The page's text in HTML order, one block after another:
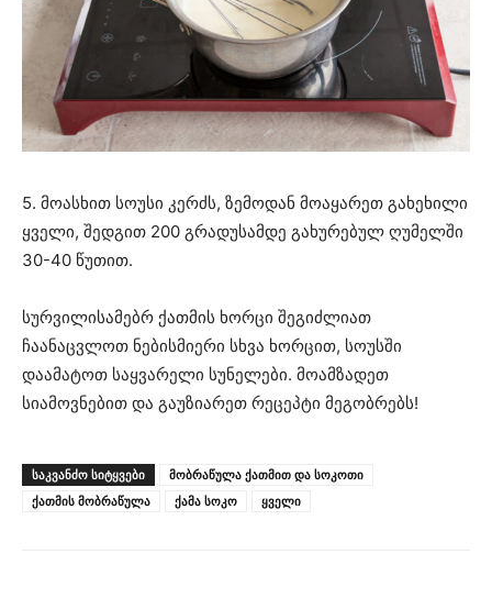
5. მოასხით სოუსი კერძს, ზემოდან მოაყარეთ გახეხილი
ყველი, შედგით 200 გრადუსამდე გახურებულ ღუმელში
30-40 წუთით.
სურვილისამებრ ქათმის ხორცი შეგიძლიათ
ჩაანაცვლოთ ნებისმიერი სხვა ხორცით, სოუსში
დაამატოთ საყვარელი სუნელები. მოამზადეთ
სიამოვნებით და გაუზიარეთ რეცეპტი მეგობრებს!
ᲡᲐᲙᲕᲐᲜᲫᲝ ᲡᲘᲢᲧᲕᲔᲑᲘ
მობრაწულა ქათმით და სოკოთი
ქათმის მობრაწულა
ქამა სოკო ყველი